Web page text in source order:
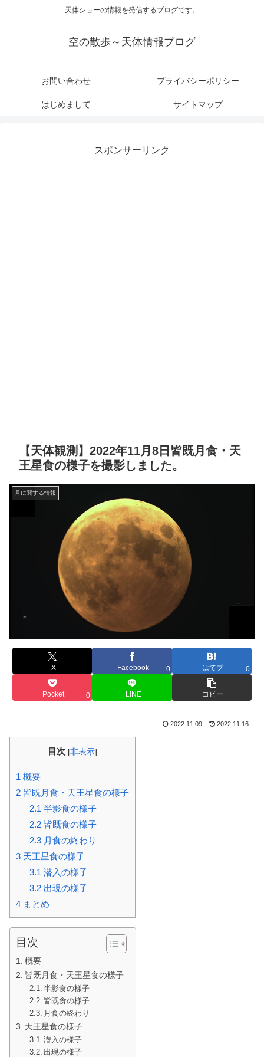
天体ショーの情報を発信するブログです。
空の散歩～天体情報ブログ
お問い合わせ プライバシーポリシー
はじめまして サイトマップ
スポンサーリンク
【天体観測】2022年11月8日皆既月食・天
王星食の様子を撮影しました。
月に関する情報
X Facebook 0 はてブ 0
Pocket 0 LINE コピー
2022.11.09 2022.11.16
目次 [非表示]
1 概要
2 皆既月食・天王星食の様子
2.1 半影食の様子
2.2皆既食の様子
2.3月食の終わり
3 天王星食の様子
3.1 潜入の様子
3.2出現の様子
4 まとめ
目次
概要
皆既月食・天王星食の様子
半影食の様子
皆既食の様子
月食の終わり
天王星食の様子
潜入の様子
出現の様子